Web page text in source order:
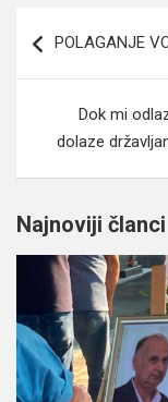
članaka
POLAGANJE
Dok mi
dolaze
Najnoviji članci